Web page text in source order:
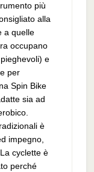
più
alla
a quelle
occupano
e
per
Spin Bike
sia ad
è
impegno,
cyclette è
perché